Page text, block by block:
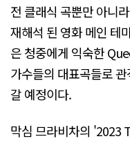
전 클래식 곡뿐만 아니
재해석 된 영화 메인 테
은 청중에게 익숙한
가수들의 대표곡들로
갈 예정이다.
막심 므라비차의 '2023